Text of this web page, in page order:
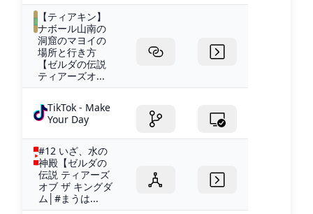
【ティアキン】
ナボール山南の
洞窟のマヨイの
場所と行き方
【ゼルダの伝説
ティアーズオ...
TikTok - Make
Your Day
#12 いざ、水の
神殿【ゼルダの
伝説 ティアーズ
オブ ザ キングダ
ム│#まうは...